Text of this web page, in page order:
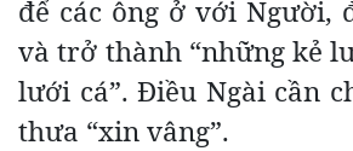
để các ông ở với Người,
và trở thành “những kẻ
lưới cá”. Điều Ngài cần
thưa “xin vâng”.